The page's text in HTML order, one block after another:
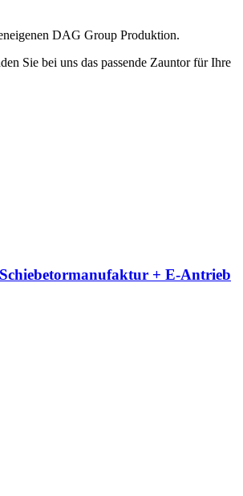
DAG Group Produktion.
Sie bei uns das passende Zauntor für Ihre
+ E-Antrieb